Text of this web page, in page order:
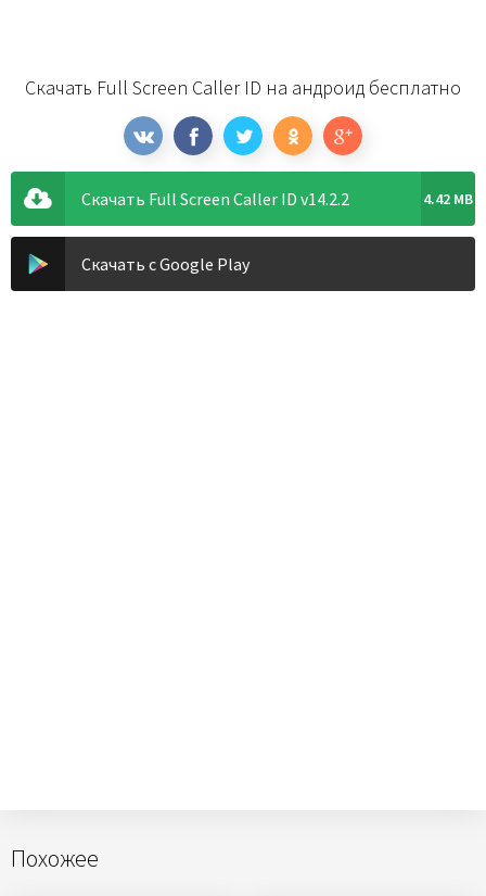
Скачать Full Screen Caller ID на андроид бесплатно
Скачать Full Screen Caller ID v14.2.2 4.42 MB
Скачать с Google Play
Похожее